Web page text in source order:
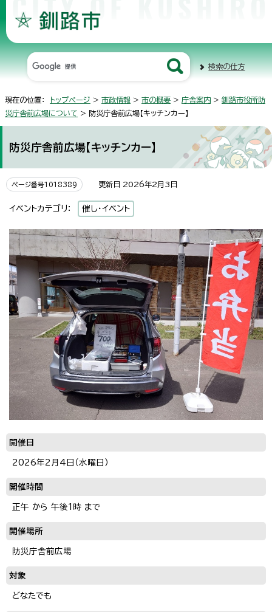
検索の仕方
現在の位置： トップページ > 市政情報 > 市の概要 > 庁舎案内 > 釧路市役所防
災庁舎前広場について > 防災庁舎前広場【キッチンカー】
防災庁舎前広場【キッチンカー】
ページ番号1018389 更新日 2026年2月3日
イベントカテゴリ： 催し・イベント
開催日
2026年2月4日（水曜日）
開催時間
正午 から 午後1時 まで
開催場所
防災庁舎前広場
対象
どなたでも